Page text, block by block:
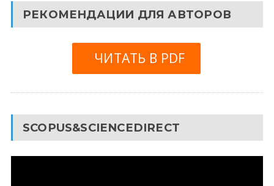
РЕКОМЕНДАЦИИ ДЛЯ АВТОРОВ
ЧИТАТЬ В PDF
SCOPUS&SCIENCEDIRECT